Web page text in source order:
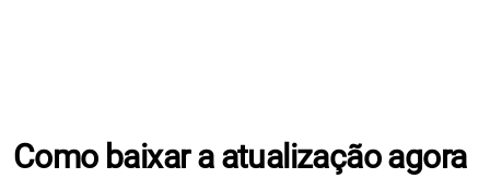
Como baixar a atualização agora